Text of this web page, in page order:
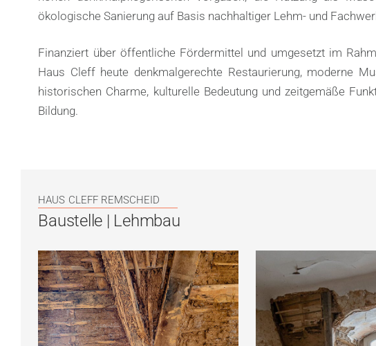
ökologische Sanierung auf Basis nachhaltiger Lehm- und
Finanziert über öffentliche Fördermittel und umgesetzt im
Haus Cleff heute denkmalgerechte Restaurierung, moderne
historischen Charme, kulturelle Bedeutung und zeitgemäße
Bildung.
HAUS CLEFF REMSCHEID
Baustelle | Lehmbau